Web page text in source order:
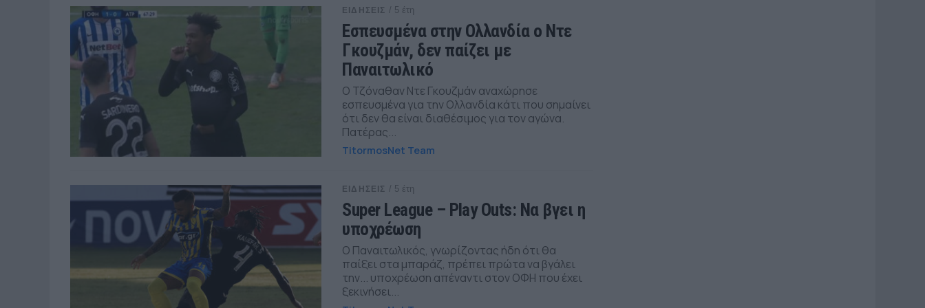
ΕΙΔΗΣΕΙΣ / 5 έτη
Εσπευσμένα στην Ολλανδία ο Ντε
Γκουζμάν, δεν παίζει με
Παναιτωλικό
Ο Τζόναθαν Ντε Γκουζμάν αναχώρησε
εσπευσμένα για την Ολλανδία κάτι που σημαίνει
ότι δεν θα είναι διαθέσιμος για τον αγώνα.
Πατέρας...
TitormosNet Team
ΕΙΔΗΣΕΙΣ / 5 έτη
Super League – Play Outs: Να βγει η
υποχρέωση
Ο Παναιτωλικός, γνωρίζοντας ήδη ότι θα
παίξει στα μπαράζ, πρέπει πρώτα να βγάλει
την... υποχρέωση απέναντι στον ΟΦΗ που έχει
ξεκινήσει...